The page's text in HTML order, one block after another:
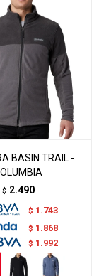
BASIN TRAIL -
$ 2.490
$ 1.743
$ 1.868
$ 1.992